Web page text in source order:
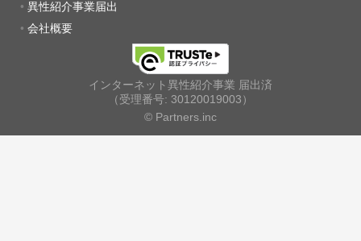
異性紹介事業届出
会社概要
インターネット異性紹介事業 届出済
（受理番号: 30120019003）
© Partners.inc